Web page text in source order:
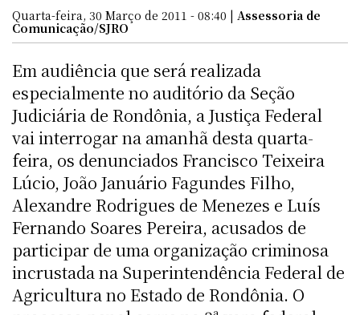
Quarta-feira, 30 Março de 2011 - 08:40 | Assessoria de
Comunicação/SJRO
Em audiência que será realizada
especialmente no auditório da Seção
Judiciária de Rondônia, a Justiça Federal
vai interrogar na amanhã desta quarta-
feira, os denunciados Francisco Teixeira
Lúcio, João Januário Fagundes Filho,
Alexandre Rodrigues de Menezes e Luís
Fernando Soares Pereira, acusados de
participar de uma organização criminosa
incrustada na Superintendência Federal de
Agricultura no Estado de Rondônia. O